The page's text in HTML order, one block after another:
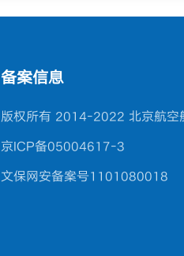
备案信息
版权所有 2014-2022 北京航空
京ICP备05004617-3
文保网安备案号1101080018